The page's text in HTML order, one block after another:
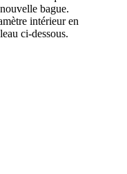
bague.
intérieur en
ci-dessous.